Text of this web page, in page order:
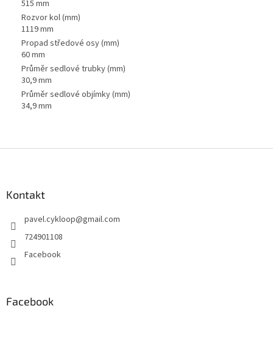
515 mm
Rozvor kol (mm)
1119 mm
Propad středové osy (mm)
60 mm
Průměr sedlové trubky (mm)
30,9 mm
Průměr sedlové objímky (mm)
34,9 mm
Kontakt
pavel.cykloop@gmail.com
724901108
Facebook
Facebook